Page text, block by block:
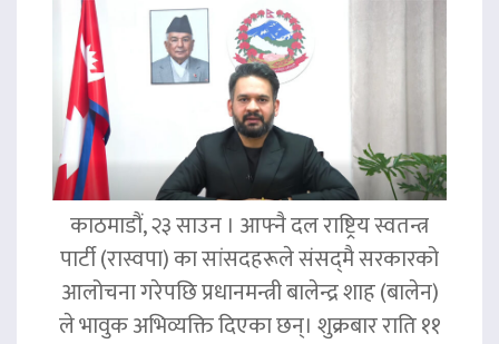
काठमाडौं, २३ साउन । आफ्नै दल राष्ट्रिय स्वतन्त्र
पार्टी (रास्वपा) का सांसदहरूले संसद्‌मै सरकारको
आलोचना गरेपछि प्रधानमन्त्री बालेन्द्र शाह (बालेन)
ले भावुक अभिव्यक्ति दिएका छन्। शुक्रबार राति ११